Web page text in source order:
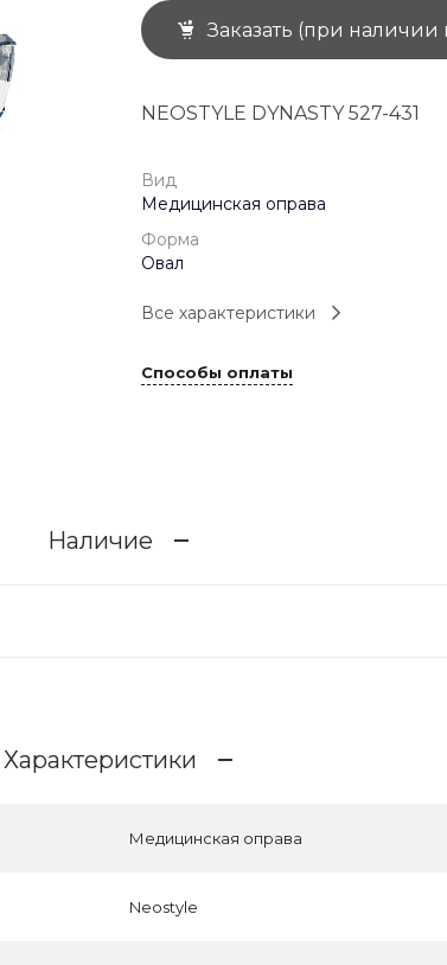
+7 (926) 092 4274
г. Королёв, пр-т
(0-9)
1 мая: 10:00-19:00
9 мая: 10:00-19:00
Заказать (при наличии
NEOSTYLE DYNASTY 527-431
Вид
Медицинская оправа
Форма
Овал
Все характеристики
Способы оплаты
Наличие
Характеристики
Медицинская оправа
Neostyle